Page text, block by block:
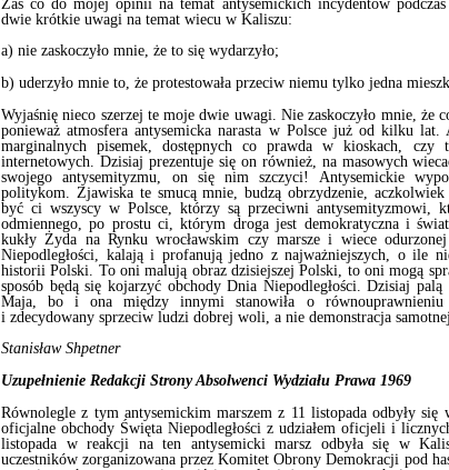
Zaś co do mojej opinii na temat antysemickich incydentów
dwie krótkie uwagi na temat wiecu w Kaliszu:
a) nie zaskoczyło mnie, że to się wydarzyło;
b) uderzyło mnie to, że protestowała przeciw niemu tylko jedna
Wyjaśnię nieco szerzej te moje dwie uwagi. Nie zaskoczyło mnie, że
ponieważ atmosfera antysemicka narasta w Polsce już od kilku
marginalnych pisemek, dostępnych co prawda w kioskach, czy
internetowych. Dzisiaj prezentuje się on również, na masowych
swojego antysemityzmu, on się nim szczyci! Antysemickie
politykom. Zjawiska te smucą mnie, budzą obrzydzenie,
być ci wszyscy w Polsce, którzy są przeciwni antysemityzmowi,
odmiennego, po prostu ci, którym droga jest demokratyczna i
kukły Żyda na Rynku wrocławskim czy marsze i wiece
Niepodległości, kalają i profanują jedno z najważniejszych, o ile
historii Polski. To oni malują obraz dzisiejszej Polski, to oni mogą
sposób będą się kojarzyć obchody Dnia Niepodległości. Dzisiaj
Maja, bo i ona między innymi stanowiła o
i zdecydowany sprzeciw ludzi dobrej woli, a nie demonstracja
Stanisław Shpetner
Uzupełnienie Redakcji Strony Absolwenci Wydziału Prawa 1969
Równolegle z tym antysemickim marszem z 11 listopada odbyły
oficjalne obchody Święta Niepodległości z udziałem oficjeli i
listopada w reakcji na ten antysemicki marsz odbyła się w
uczestników zorganizowana przez Komitet Obrony Demokracji pod